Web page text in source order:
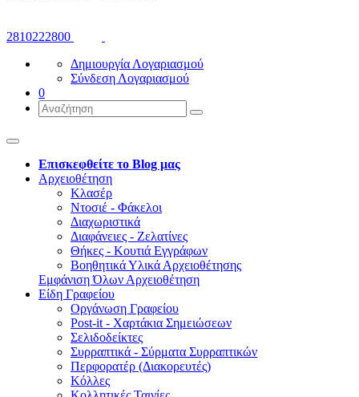
2810222800
Δημιουργία Λογαριασμού
Σύνδεση Λογαριασμού
0
Επισκεφθείτε το Blog μας
Αρχειοθέτηση
Κλασέρ
Ντοσιέ - Φάκελοι
Διαχωριστικά
Διαφάνειες - Ζελατίνες
Θήκες - Κουτιά Εγγράφων
Βοηθητικά Υλικά Αρχειοθέτησης
Εμφάνιση Όλων Αρχειοθέτηση
Είδη Γραφείου
Οργάνωση Γραφείου
Post-it - Χαρτάκια Σημειώσεων
Σελιδοδείκτες
Συρραπτικά - Σύρματα Συρραπτικών
Περφορατέρ (Διακορευτές)
Κόλλες